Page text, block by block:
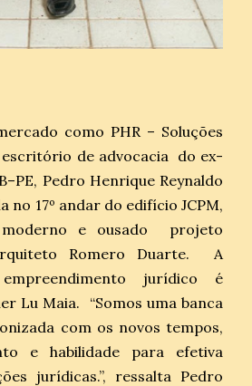
como PHR – Soluções
de advocacia do ex-
Pedro Henrique Reynaldo
no 17º andar do edifício JCPM,
e ousado projeto
Romero Duarte. A
jurídico é
Lu Maia. “Somos uma banca
com os novos tempos,
e habilidade para efetiva
jurídicas.”, ressalta Pedro